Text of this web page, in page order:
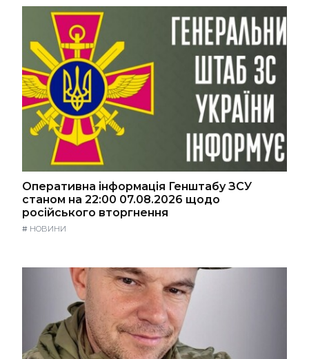
Оперативна інформація Генштабу ЗСУ
станом на 22:00 07.08.2026 щодо
російського вторгнення
# НОВИНИ